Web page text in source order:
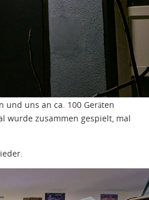
und uns an ca. 100 Geräten
wurde zusammen gespielt, mal